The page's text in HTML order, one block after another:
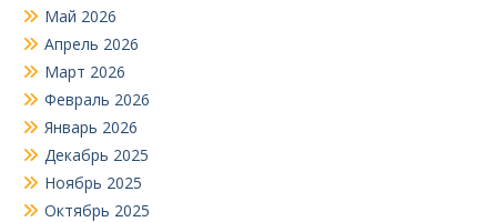
Май 2026
Апрель 2026
Март 2026
Февраль 2026
Январь 2026
Декабрь 2025
Ноябрь 2025
Октябрь 2025